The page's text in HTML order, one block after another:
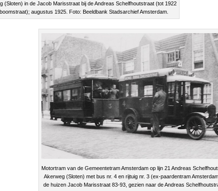
(Sloten) in de Jacob Marisstraat bij de Andreas Schelfhoutstraat (tot 1922
augustus 1925. Foto: Beeldbank Stadsarchief Amsterdam.
Motortram van de Gemeentetram Amsterdam op lijn 21 Andreas
Akerweg (Sloten) met bus nr. 4 en rijtuig nr. 3 (ex-paardentram
de huizen Jacob Marisstraat 83-93, gezien naar de Andreas